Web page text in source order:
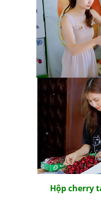
Hộp cherry